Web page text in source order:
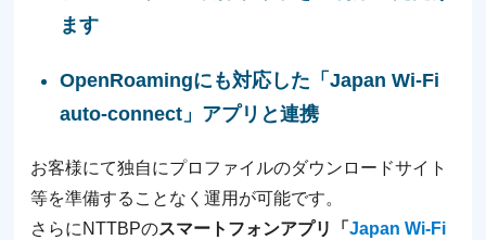
ます
OpenRoamingにも対応した「Japan Wi-Fi
auto-connect」アプリと連携
お客様にて独⾃にプロファイルのダウンロードサイト
等を準備することなく運⽤が可能です。
さらにNTTBPのスマートフォンアプリ「Japan Wi-Fi